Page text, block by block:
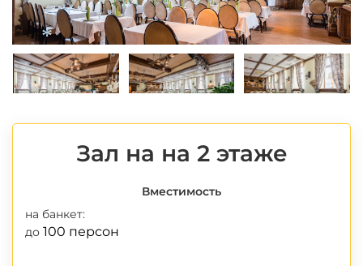
Зал на на 2 этаже
Вместимость
на банкет:
до 100 персон
*
*